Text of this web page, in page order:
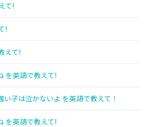
て!
!
えて!
を英語で教えて!
子は泣かないよ を英語で教えて！
を英語で教えて!